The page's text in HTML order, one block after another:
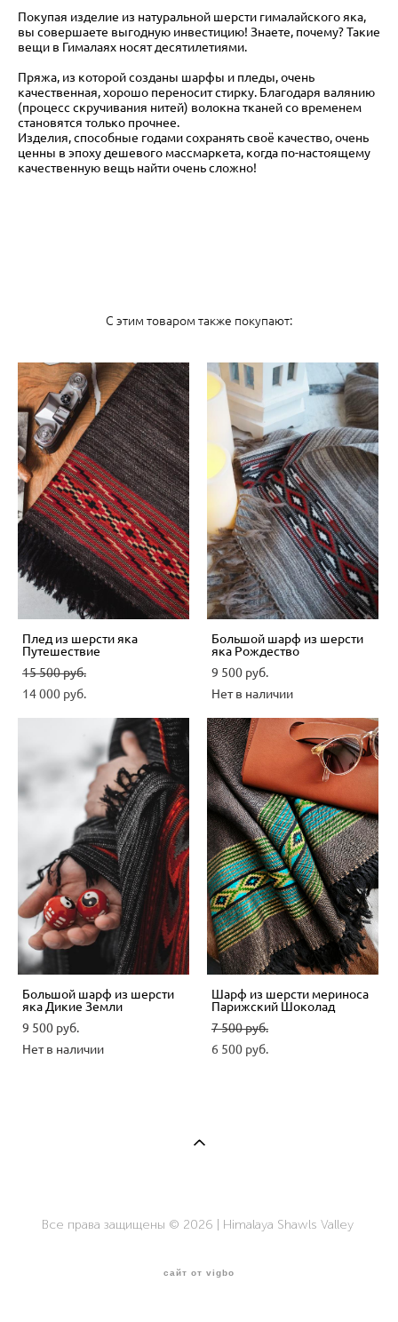
Покупая изделие из натуральной шерсти гималайского яка,
вы совершаете выгодную инвестицию! Знаете, почему? Такие
вещи в Гималаях носят десятилетиями.
Пряжа, из которой созданы шарфы и пледы, очень
качественная, хорошо переносит стирку. Благодаря валянию
(процесс скручивания нитей) волокна тканей со временем
становятся только прочнее.
Изделия, способные годами сохранять своё качество, очень
ценны в эпоху дешевого массмаркета, когда по-настоящему
качественную вещь найти очень сложно!
С этим товаром также покупают:
Плед из шерсти яка
Путешествие
15 500 pуб.
14 000 pуб.
Большой шарф из шерсти
яка Рождество
9 500 pуб.
Нет в наличии
Большой шарф из шерсти
яка Дикие Земли
9 500 pуб.
Нет в наличии
Шарф из шерсти мериноса
Парижский Шоколад
7 500 pуб.
6 500 pуб.
Все права защищены © 2026 | Himalaya Shawls Valley
сайт от vigbo